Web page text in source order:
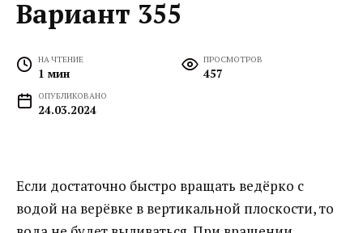
Вариант 355
НА ЧТЕНИЕ
1 мин
ПРОСМОТРОВ
457
ОПУБЛИКОВАНО
24.03.2024
Если достаточно быстро вращать ведёрко с
водой на верёвке в вертикальной плоскости, то